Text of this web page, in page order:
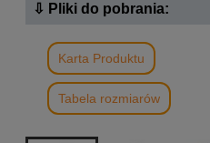
⇩ Pliki do pobrania:
Karta Produktu
Tabela rozmiarów